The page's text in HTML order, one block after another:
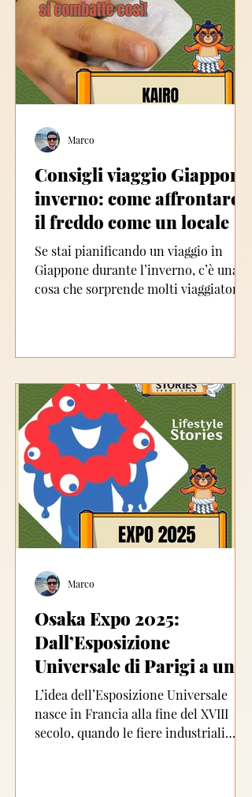
Consigli viaggio Giappone
inverno: come affrontare
il freddo come un locale
Se stai pianificando un viaggio in
Giappone durante l’inverno, c’è una
cosa che sorprende molti viaggiatori:
riscaldati. Per questo motivo, uno dei
migliori consigli viaggio Giappone
inverno , usato quotidianamente dai
locali, è sorprendentemente semplice:
i kairo (カイロ) . Piccoli, economici e
incredibilmente pratici, i kairo sono
scaldamani g
Marco
Osaka Expo 2025:
Dall’Esposizione
Universale di Parigi a una
Visione Globale in
Giappone
L’idea dell’Esposizione Universale
nasce in Francia alla fine del XVIII
secolo, quando le fiere industriali
Marco